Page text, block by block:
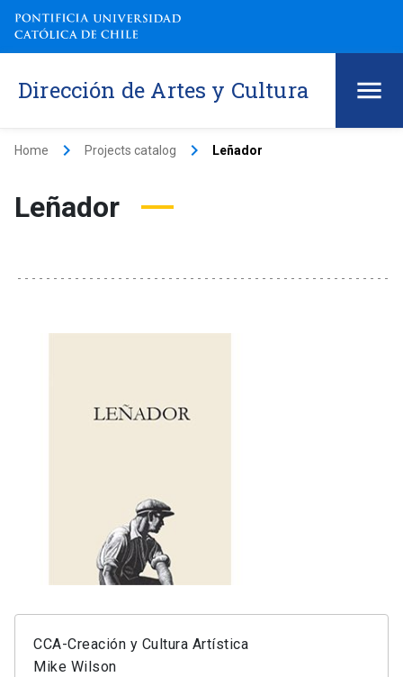
Dirección de Artes y Cultura
Home keyboard_arrow_right Projects catalog keyboard_arrow_right Leñador
Leñador
CCA-Creación y Cultura Artística
Mike Wilson